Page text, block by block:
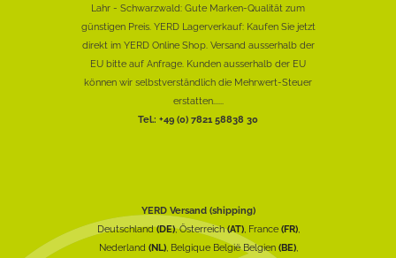
Lahr - Schwarzwald: Gute Marken-Qualität zum
günstigen Preis. YERD Lagerverkauf: Kaufen Sie jetzt
direkt im YERD Online Shop. Versand ausserhalb der
EU bitte auf Anfrage. Kunden ausserhalb der EU
können wir selbstverständlich die Mehrwert-Steuer
erstatten......
Tel.: +49 (0) 7821 58838 30
YERD Versand (shipping)
Deutschland(DE), Österreich(AT), France (FR),
Nederland (NL), Belgique België Belgien (BE),